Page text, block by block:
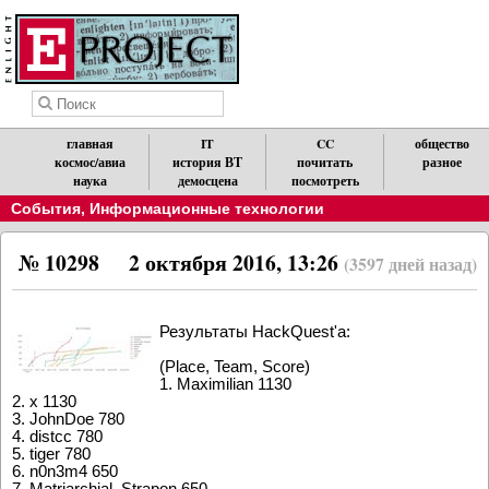
главная
космос/авиа
наука
IT
история ВТ
демосцена
CC
почитать
посмотреть
общество
разное
События, Информационные технологии
2 октября 2016, 13:26 (3597 дней назад)
№ 10298
Результаты HackQuest'a:
(Place, Team, Score)
1. Maximilian 1130
2. x 1130
3. JohnDoe 780
4. distcc 780
5. tiger 780
6. n0n3m4 650